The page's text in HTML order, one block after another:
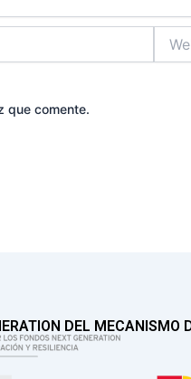
que comente.
DEL MECANISMO